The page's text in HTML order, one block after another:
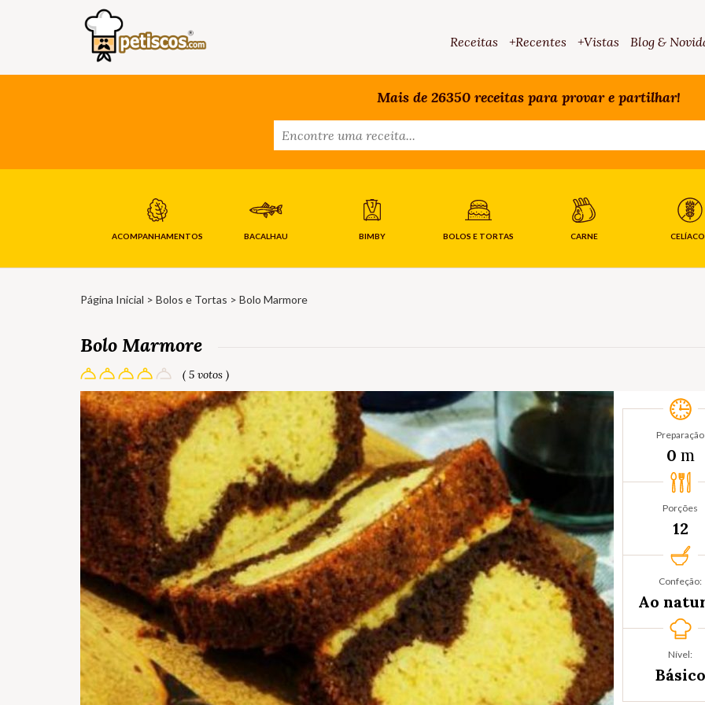
Receitas +Recentes +Vistas Blog &
Mais de 26350 receitas para provar e partilhar!
ACOMPANHAMENTOS BACALHAU BIMBY BOLOS E TORTAS CARNE
Página Inicial > Bolos e Tortas > Bolo Marmore
Bolo Marmore
( 5 votos )
Preparação
0 m
Porções
12
Confeção:
Ao
Nível:
Básico